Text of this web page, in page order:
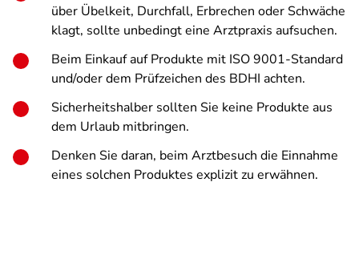
über Übelkeit, Durchfall, Erbrechen oder Schwäche
klagt, sollte unbedingt eine Arztpraxis aufsuchen.
Beim Einkauf auf Produkte mit ISO 9001-Standard
und/oder dem Prüfzeichen des BDHI achten.
Sicherheitshalber sollten Sie keine Produkte aus
dem Urlaub mitbringen.
Denken Sie daran, beim Arztbesuch die Einnahme
eines solchen Produktes explizit zu erwähnen.